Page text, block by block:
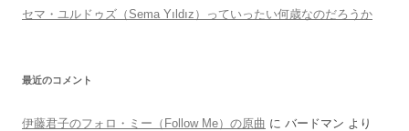
セマ・ユルドゥズ（Sema Yıldız）っていったい何歳なのだろうか
最近のコメント
伊藤君子のフォロ・ミー（Follow Me）の原曲 に バードマン より